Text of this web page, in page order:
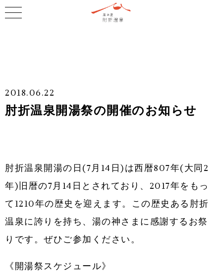
2018.06.22
肘折温泉開湯祭の開催のお知らせ
肘折温泉開湯の日(7月14日)は西暦807年(大同2
年)旧暦の7月14日とされており、2017年をもっ
て1210年の歴史を迎えます。この歴史ある肘折
温泉に誇りを持ち、湯の神さまに感謝するお祭
りです。ぜひご参加ください。
《開湯祭スケジュール》